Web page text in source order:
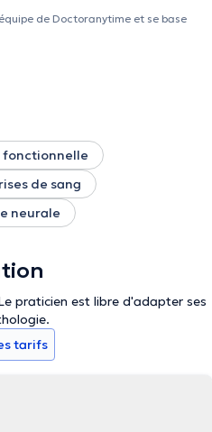
de Doctoranytime et se base
fonctionnelle
de sang
neurale
praticien est libre d'adapter ses
tarifs